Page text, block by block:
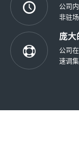
公司
非驻
庞
公司
速调